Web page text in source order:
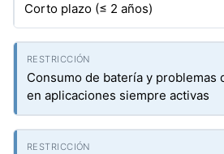
Corto plazo (≤ 2 años)
Consumo de batería y problemas
en aplicaciones siempre activas